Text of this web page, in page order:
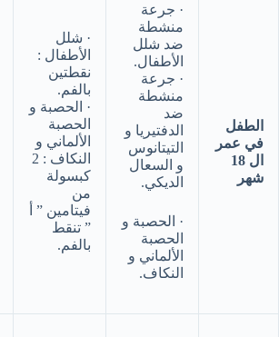
الطفل
في عمر
ال 18
شهر
· جرعة
منشطة
ضد شلل
الأطفال.
· جرعة
منشطة
ضد
الدفتيريا و
التيتانوس
و السعال
الديكي.
· الحصبة و
الحصبة
الألماني و
النكاف.
· شلل
الأطفال :
نقطتين
بالفم.
· الحصبة و
الحصبة
الألماني و
النكاف : 2
كبسولة
من
فيتامين ” أ
” تنقط
بالفم.